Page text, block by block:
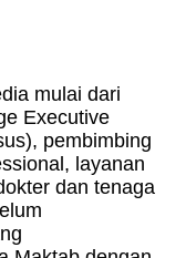
mulai dari
Executive
pembimbing
layanan
dan tenaga